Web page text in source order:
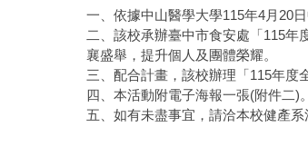
一、依據中山醫學大學115年4月20
二、該校承辦臺中市食安處「115
襄盛舉，提升個人及團體榮耀。
三、配合計畫，該校辦理「115年度
四、本活動附電子海報一張(附件二)。
五、如有未盡事宜，請洽本校健產系